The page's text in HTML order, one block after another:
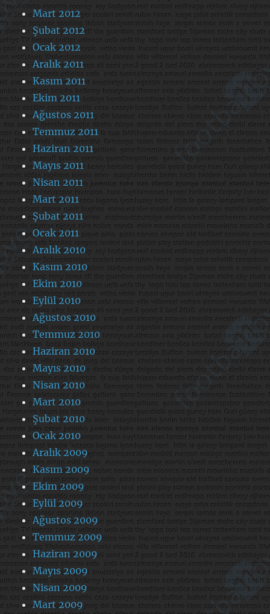
Mart 2012
Şubat 2012
Ocak 2012
Aralık 2011
Kasım 2011
Ekim 2011
Ağustos 2011
Temmuz 2011
Haziran 2011
Mayıs 2011
Nisan 2011
Mart 2011
Şubat 2011
Ocak 2011
Aralık 2010
Kasım 2010
Ekim 2010
Eylül 2010
Ağustos 2010
Temmuz 2010
Haziran 2010
Mayıs 2010
Nisan 2010
Mart 2010
Şubat 2010
Ocak 2010
Aralık 2009
Kasım 2009
Ekim 2009
Eylül 2009
Ağustos 2009
Temmuz 2009
Haziran 2009
Mayıs 2009
Nisan 2009
Mart 2009